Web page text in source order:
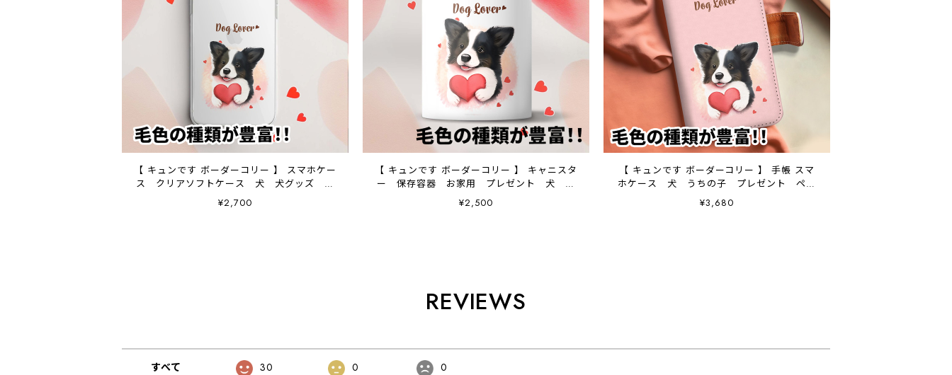
【 キュンです ボーダーコリー 】 スマホケー
ス クリアソフトケース 犬 犬グッズ プ
レゼント アンドロイド対応
¥2,700
【 キュンです ボーダーコリー 】 キャニスタ
ー 保存容器 お家用 プレゼント 犬 ペ
ット うちの子 犬グッズ
¥2,500
【 キュンです ボーダーコリー 】 手帳 スマ
ホケース 犬 うちの子 プレゼント ペッ
ト Android対応
¥3,680
REVIEWS
すべて 30 0 0